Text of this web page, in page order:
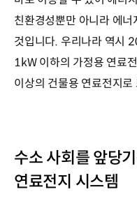
친환경성뿐만 아니라 에
것입니다. 우리나라 역시
1kW 이하의 가정용 연료
이상의 건물용 연료전지
수소 사회를 앞당
연료전지 시스템